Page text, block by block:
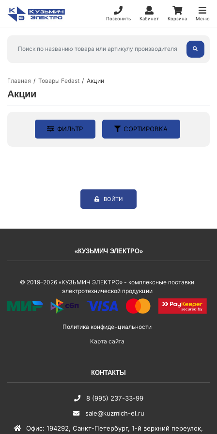
Позвонить Кабинет Корзина Меню
Главная Товары Fedast Акции
Акции
ФИЛЬТР СОРТИРОВКА
ВОЙТИ
«КУЗЬМИЧ ЭЛЕКТРО»
© 2019–2026 «КУЗЬМИЧ ЭЛЕКТРО» - комплексные поставки
электротехнической продукции
Политика конфиденциальности
Карта сайта
КОНТАКТЫ
8 (995) 237-33-99
sale@kuzmich-el.ru
Офис: 194292, Санкт-Петербург, 1-й верхний переулок,